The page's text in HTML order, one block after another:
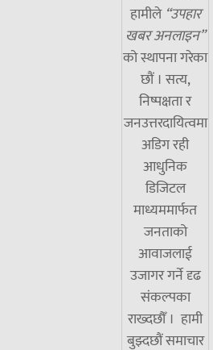
हामीले “उपहार
खबर अनलाइन”
को स्थापना गरेका
छौं । सत्य,
निष्पक्षता र
जनउत्तरदायित्वमा
अडिग रही
आधुनिक
डिजिटल
माध्यममार्फत
जनताको
आवाजलाई
उजागर गर्ने दृढ
संकल्पका
राख्दछौँ । हामी
बुझ्दछौं समाचार